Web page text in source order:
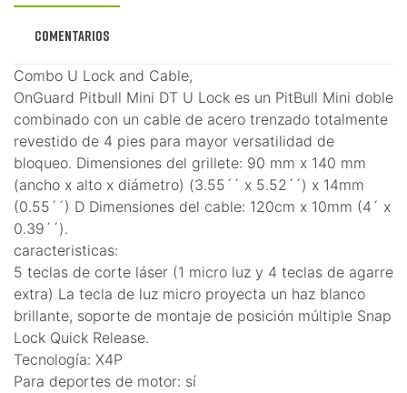
Comentarios
Combo U Lock and Cable,
OnGuard Pitbull Mini DT U Lock es un PitBull Mini doble
combinado con un cable de acero trenzado totalmente
revestido de 4 pies para mayor versatilidad de
bloqueo. Dimensiones del grillete: 90 mm x 140 mm
(ancho x alto x diámetro) (3.55´´ x 5.52´´) x 14mm
(0.55´´) D Dimensiones del cable: 120cm x 10mm (4´ x
0.39´´).
caracteristicas:
5 teclas de corte láser (1 micro luz y 4 teclas de agarre
extra) La tecla de luz micro proyecta un haz blanco
brillante, soporte de montaje de posición múltiple Snap
Lock Quick Release.
Tecnología: X4P
Para deportes de motor: sí